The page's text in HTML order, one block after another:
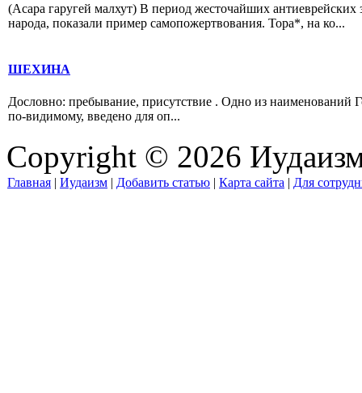
(Асара гаругей малхут) В период жесточайших
народа, показали пример самопожертвования. Тора*, на ко...
ШЕХИНА
Дословно: пребывание, присутствие . Одно из наименований
по-видимому, введено для оп...
Copyright © 2026
Главная | Иудаизм | Добавить статью | Карта сайта | Для